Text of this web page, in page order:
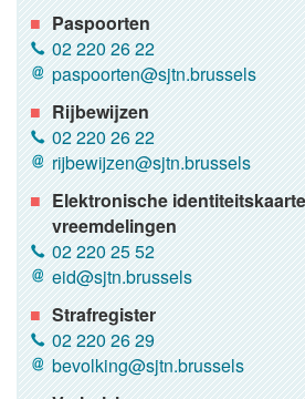
Paspoorten
02 220 26 22
paspoorten@sjtn.brussels
Rijbewijzen
02 220 26 22
rijbewijzen@sjtn.brussels
Elektronische
vreemdelingen
02 220 25 52
eid@sjtn.brussels
Strafregister
02 220 26 29
bevolking@sjtn.brussels